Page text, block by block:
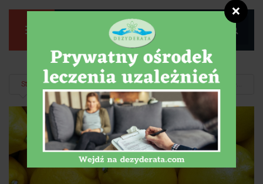
Strona główna Detoks Co to jest suchy styczeń i jakie może...
❌